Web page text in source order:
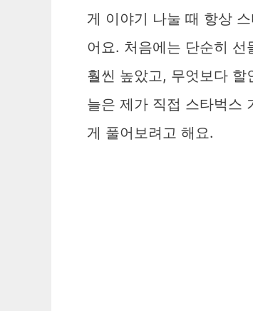
게 이야기 나눌 때 항상
어요. 처음에는 단순히
훨씬 높았고, 무엇보다 할
늘은 제가 직접 스타벅스
게 풀어보려고 해요.